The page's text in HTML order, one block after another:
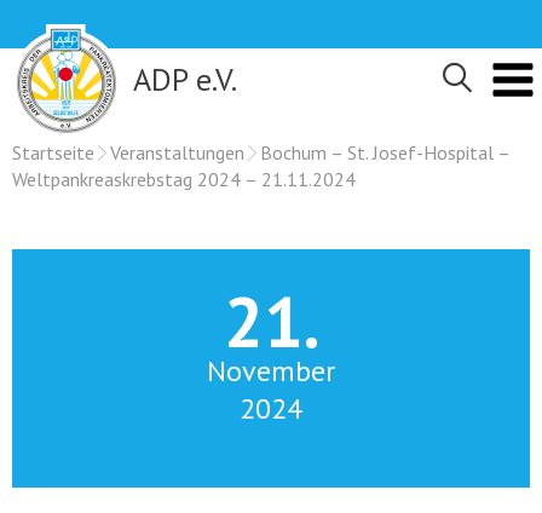
content
ADP e.V.
Startseite Veranstaltungen
Bochum – St. Josef-Hospital –
Weltpankreaskrebstag 2024 – 21.11.2024
21.
November
2024